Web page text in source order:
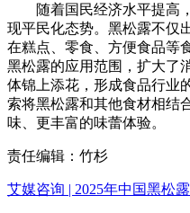
随着国民经济水平提高，
现平民化态势。黑松露不仅
在糕点、零食、方便食品等
黑松露的应用范围，扩大了
体锦上添花，形成食品行业
索将黑松露和其他食材相结
味、更丰富的味蕾体验。
责任编辑：竹杉
艾媒咨询 | 2025年中国黑松